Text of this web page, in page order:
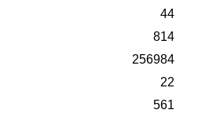
44
814
256984
22
561